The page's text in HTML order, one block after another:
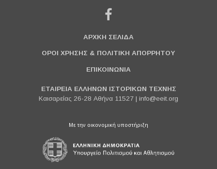
ΑΡΧΚΗ ΣΕΛΙΔΑ
ΟΡΟΙ ΧΡΗΣΗΣ & ΠΟΛΙΤΙΚΗ ΑΠΟΡΡΗΤΟΥ
ΕΠΙΚΟΙΝΩΝΙΑ
ΕΤΑΙΡΕΙΑ ΕΛΛΗΝΩΝ ΙΣΤΟΡΙΚΩΝ ΤΕΧΝΗΣ
Καισαρείας 26-28 Αθήνα 11527 | info@eeit.org
Με την οικονομική υποστήριξη